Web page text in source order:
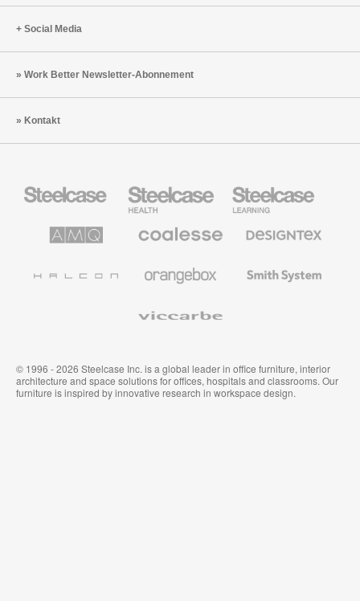
Social Media
Work Better Newsletter-Abonnement
Kontakt
Büromöbel
Health
Education
Möbel
Solutions
Büromöbel
Textilien
System
© 1996 - 2026 Steelcase Inc. is a global leader in office furniture, interior
architecture and space solutions for offices, hospitals and classrooms. Our
furniture is inspired by innovative research in workspace design.